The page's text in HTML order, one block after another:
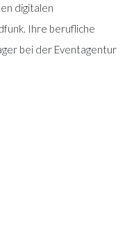
digitalen
Ihre berufliche
bei der Eventagentur